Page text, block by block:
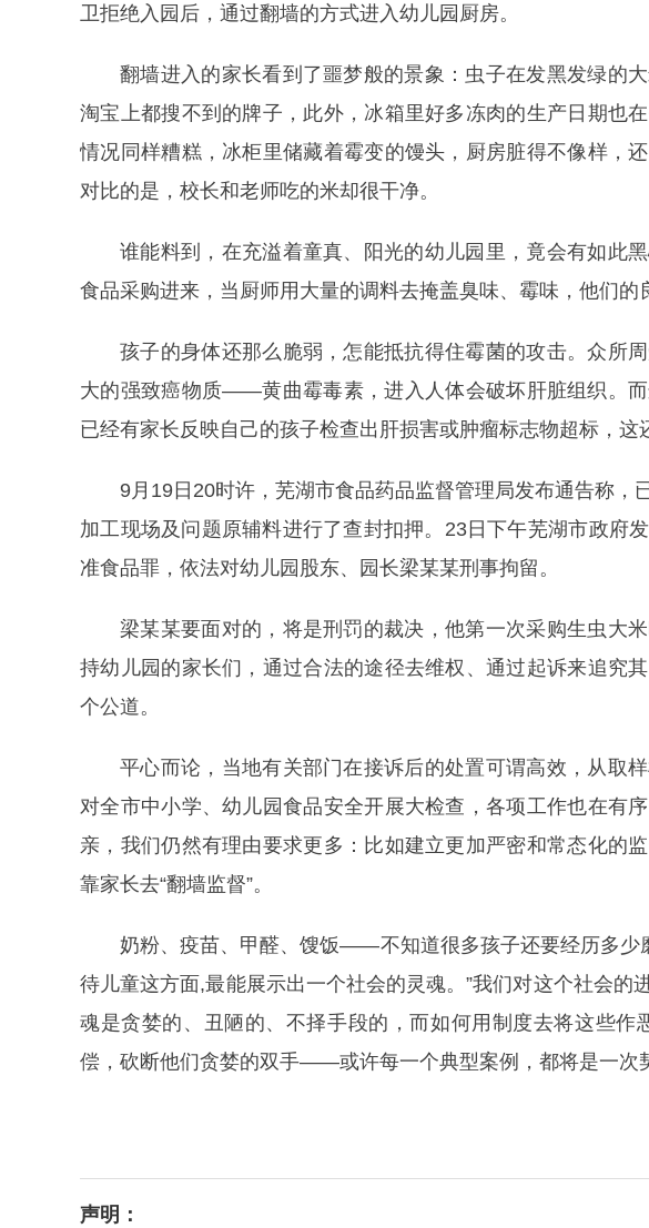
卫拒绝入园后，通过翻墙的方式进入幼儿园厨房。
翻墙进入的家长看到了噩梦般的景象：虫子在发黑发绿的
淘宝上都搜不到的牌子，此外，冰箱里好多冻肉的生产日期也
情况同样糟糕，冰柜里储藏着霉变的馒头，厨房脏得不像样，
对比的是，校长和老师吃的米却很干净。
谁能料到，在充溢着童真、阳光的幼儿园里，竟会有如此
食品采购进来，当厨师用大量的调料去掩盖臭味、霉味，他们的
孩子的身体还那么脆弱，怎能抵抗得住霉菌的攻击。众所
大的强致癌物质——黄曲霉毒素，进入人体会破坏肝脏组织。
已经有家长反映自己的孩子检查出肝损害或肿瘤标志物超标，这
9月19日20时许，芜湖市食品药品监督管理局发布通告称，
加工现场及问题原辅料进行了查封扣押。23日下午芜湖市政府
准食品罪，依法对幼儿园股东、园长梁某某刑事拘留。
梁某某要面对的，将是刑罚的裁决，他第一次采购生虫大
持幼儿园的家长们，通过合法的途径去维权、通过起诉来追究
个公道。
平心而论，当地有关部门在接诉后的处置可谓高效，从取
对全市中小学、幼儿园食品安全开展大检查，各项工作也在有
亲，我们仍然有理由要求更多：比如建立更加严密和常态化的
靠家长去“翻墙监督”。
奶粉、疫苗、甲醛、馊饭——不知道很多孩子还要经历多少
待儿童这方面,最能展示出一个社会的灵魂。”我们对这个社会的
魂是贪婪的、丑陋的、不择手段的，而如何用制度去将这些
偿，砍断他们贪婪的双手——或许每一个典型案例，都将是一次
声明：